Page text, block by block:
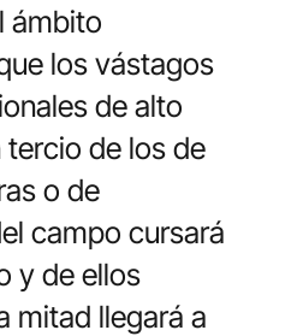
ámbito
los vástagos
de alto
tercio de los de
o de
campo cursará
y de ellos
mitad llegará a